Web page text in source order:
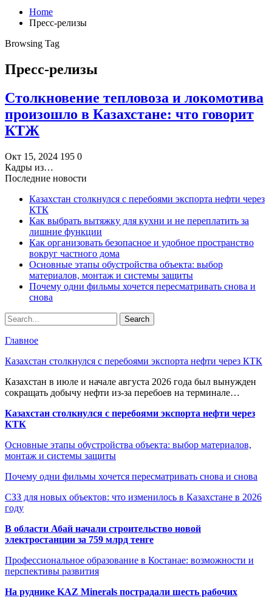
Home
Пресс-релизы
Browsing Tag
Пресс-релизы
Столкновение тепловоза и локомотива
произошло в Казахстане: что говорит
КТЖ
Окт 15, 2024 195 0
Кадры из…
Последние новости
Казахстан столкнулся с перебоями экспорта нефти через
КТК
Как выбрать вытяжку для кухни и не переплатить за
лишние функции
Как организовать безопасное и удобное пространство
вокруг частного дома
Основные этапы обустройства объекта: выбор
материалов, монтаж и системы защиты
Почему одни фильмы хочется пересматривать снова и
снова
Главное
Казахстан столкнулся с перебоями экспорта нефти через КТК
Казахстан в июле и начале августа 2026 года был вынужден
сокращать добычу нефти из-за перебоев на терминале…
Казахстан столкнулся с перебоями экспорта нефти через
КТК
Основные этапы обустройства объекта: выбор материалов,
монтаж и системы защиты
Почему одни фильмы хочется пересматривать снова и снова
СЗЗ для новых объектов: что изменилось в Казахстане в 2026
году
В области Абай начали строительство новой
электростанции за 759 млрд тенге
Профессиональное образование в Костанае: возможности и
перспективы развития
На руднике KAZ Minerals пострадали шесть рабочих